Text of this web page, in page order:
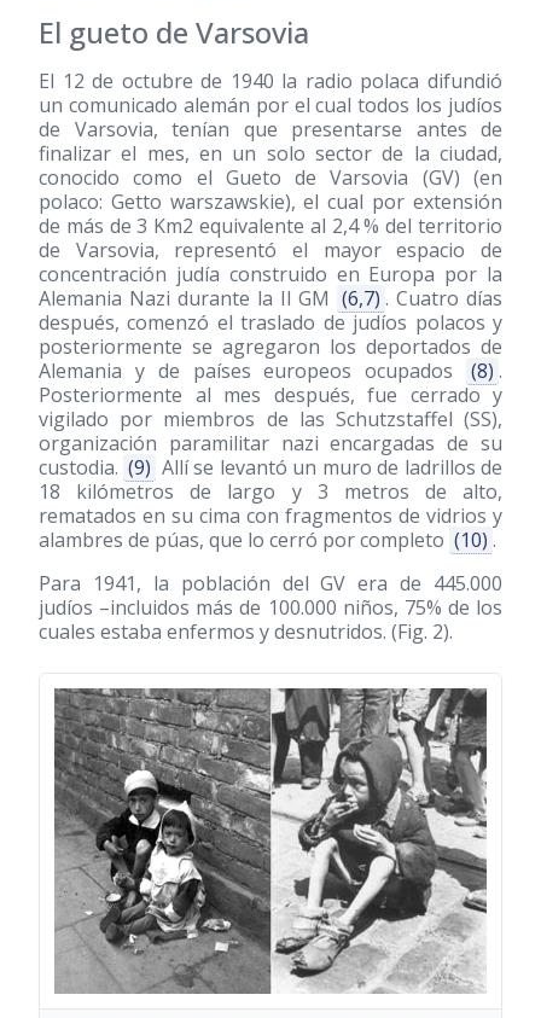
El gueto de Varsovia
El 12 de octubre de 1940 la radio polaca difundió
un comunicado alemán por el cual todos los judíos
de Varsovia, tenían que presentarse antes de
finalizar el mes, en un solo sector de la ciudad,
conocido como el Gueto de Varsovia (GV) (en
polaco: Getto warszawskie), el cual por extensión
de más de 3 Km2 equivalente al 2,4 % del territorio
de Varsovia, representó el mayor espacio de
concentración judía construido en Europa por la
Alemania Nazi durante la II GM (6,7) . Cuatro días
después, comenzó el traslado de judíos polacos y
posteriormente se agregaron los deportados de
Alemania y de países europeos ocupados
(8) .
Posteriormente al mes después, fue cerrado y
vigilado por miembros de las Schutzstaffel (SS),
organización paramilitar nazi encargadas de su
custodia. (9) Allí se levantó un muro de ladrillos de
18 kilómetros de largo y 3 metros de alto,
rematados en su cima con fragmentos de vidrios y
alambres de púas, que lo cerró por completo (10) .
Para 1941, la población del GV era de 445.000
judíos –incluidos más de 100.000 niños, 75% de los
cuales estaba enfermos y desnutridos. (Fig. 2).